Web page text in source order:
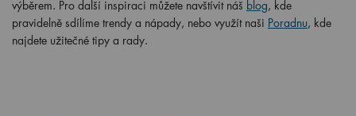
výběrem. Pro další inspiraci můžete navštívit náš blog, kde
pravidelně sdílíme trendy a nápady, nebo využít naši Poradnu, kde
najdete užitečné tipy a rady.